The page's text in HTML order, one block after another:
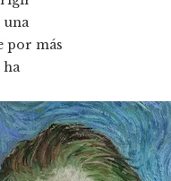
una
por más
ha